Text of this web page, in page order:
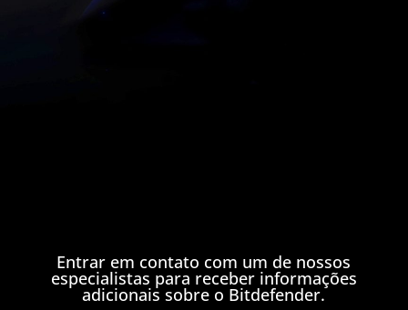
Entrar em contato com um de nossos
especialistas para receber informações
adicionais sobre o Bitdefender.